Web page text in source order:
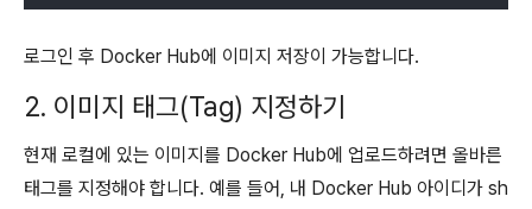
로그인 후 Docker Hub에 이미지 저장이 가능합니다.
2. 이미지 태그(Tag) 지정하기
현재 로컬에 있는 이미지를 Docker Hub에 업로드하려면 올바른
태그를 지정해야 합니다. 예를 들어, 내 Docker Hub 아이디가 sh